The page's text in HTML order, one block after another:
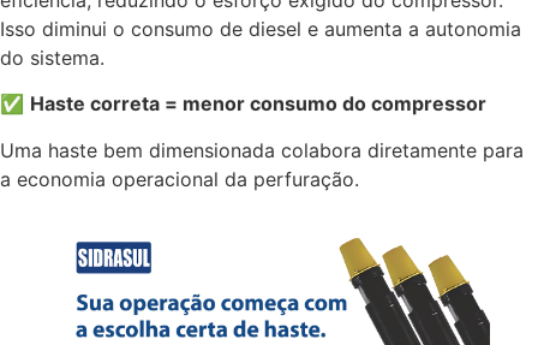
Isso diminui o consumo de diesel e aumenta a autonomia
do sistema.
✅ Haste correta = menor consumo do compressor
Uma haste bem dimensionada colabora diretamente para
a economia operacional da perfuração.